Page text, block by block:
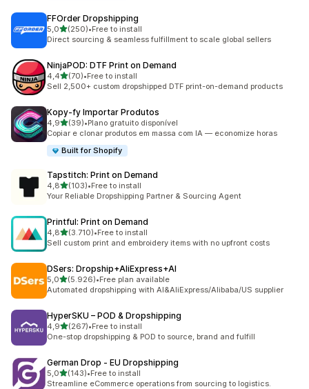
FFOrder Dropshipping
5,0de 5 estrelas
(250)
250 total de avaliações
•Free to install
Direct sourcing & seamless fulfillment to scale global sellers
NinjaPOD: DTF Print on Demand
4,4de 5 estrelas
(70)
70 total de avaliações
•Free to install
Sell 2,500+ custom dropshipped DTF print-on-demand products
Kopy‑fy Importar Produtos
4,9de 5 estrelas
(39)
39 total de avaliações
•Plano gratuito disponível
Copiar e clonar produtos em massa com IA — economize horas
Built for Shopify
Tapstitch: Print on Demand
4,8de 5 estrelas
(103)
103 total de avaliações
•Free to install
Your Reliable Dropshipping Partner & Sourcing Agent
Printful: Print on Demand
4,8de 5 estrelas
(3.710)
3710 total de avaliações
•Free to install
Sell custom print and embroidery items with no upfront costs
DSers: Dropship+AliExpress+AI
5,0de 5 estrelas
(5.926)
5926 total de avaliações
•Free plan available
Automated dropshipping with AI&AliExpress/Alibaba/US supplier
HyperSKU – POD & Dropshipping
4,9de 5 estrelas
(267)
267 total de avaliações
•Free to install
One-stop dropshipping & POD to source, brand and fulfill
German Drop ‑ EU Dropshipping
5,0de 5 estrelas
(143)
143 total de avaliações
•Free to install
Streamline eCommerce operations from sourcing to logistics.